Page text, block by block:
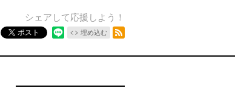
シェアして応援しよう！
ポスト 埋め込む